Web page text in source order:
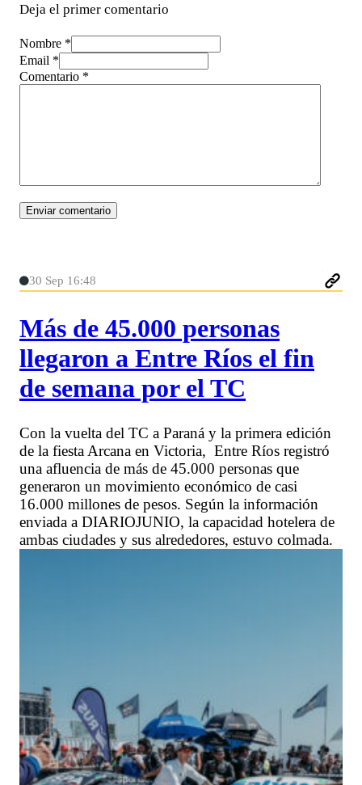
Deja el primer comentario
Nombre *
Email *
Comentario *
30 Sep 16:48
Más de 45.000 personas
llegaron a Entre Ríos el fin
de semana por el TC
Con la vuelta del TC a Paraná y la primera edición
de la fiesta Arcana en Victoria, Entre Ríos registró
una afluencia de más de 45.000 personas que
generaron un movimiento económico de casi
16.000 millones de pesos. Según la información
enviada a DIARIOJUNIO, la capacidad hotelera de
ambas ciudades y sus alrededores, estuvo colmada.